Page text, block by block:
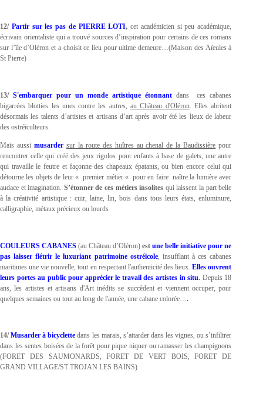
12/ Partir sur les pas de PIERRE LOTI,cet académicien si peu académique,
écrivain orientaliste qui a trouvé sources d’inspiration pour certains de ces romans
sur l’île d’Oléron et a choisit ce lieu pour ultime demeure…(Maison des Aïeules à
St Pierre)
13/ S'embarquer pour un monde artistique étonnantdans ces cabanes
bigarrées blotties les unes contre les autres,au Château d'Oléron. Elles abritent
désormais les talents d’artistes et artisans d’art après avoir été les lieux de labeur
des ostréiculteurs.
Mais aussi musarder sur la route des huîtres au chenal de la Baudissière pour
rencontrer celle qui créé des jeux rigolos pour enfants à base de galets, une autre
qui travaille le feutre et façonne des chapeaux épatants, ou bien encore celui qui
détourne les objets de leur « premier métier « pour en faire naître la lumière avec
audace et imagination. S’étonner de ces métiers insolites qui laissent la part belle
à la créativité artistique : cuir, laine, lin, bois dans tous leurs états, enluminure,
calligraphie, métaux précieux ou lourds
COULEURS CABANES (au Château d’Oléron)estune belle initiative pour ne
pas laisser flétrir le luxuriant patrimoine ostréicole, insufflant à ces cabanes
maritimes une vie nouvelle, tout en respectant l'authenticité des lieux.Elles ouvrent
leurs portes au public pour apprécier le travail des artistes in situ. Depuis 18
ans, les artistes et artisans d'Art inédits se succèdent et viennent occuper, pour
quelques semaines ou tout au long de l'année, une cabane colorée… .
14/Musarder à bicyclette dans les marais, s’attarder dans les vignes, ou s’infiltrer
dans les sentes boisées de la forêt pour pique niquer ou ramasser les champignons
(FORET DES SAUMONARDS, FORET DE VERT BOIS, FORET DE
GRAND VILLAGE/ST TROJAN LES BAINS)